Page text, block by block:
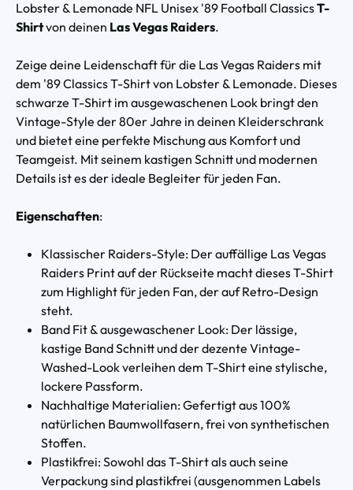
Lobster & Lemonade NFL Unisex '89 Football ClassicsT-
Shirtvon deinen Las Vegas Raiders.
Zeige deine Leidenschaft für die Las Vegas Raiders mit
dem '89 Classics T-Shirt von Lobster & Lemonade. Dieses
schwarze T-Shirt im ausgewaschenen Look bringt den
Vintage-Style der 80er Jahre in deinen Kleiderschrank
und bietet eine perfekte Mischung aus Komfort und
Teamgeist. Mit seinem kastigen Schnitt und modernen
Details ist es der ideale Begleiter für jeden Fan.
Eigenschaften:
Klassischer Raiders-Style: Der auffällige Las Vegas
Raiders Print auf der Rückseite macht dieses T-Shirt
zum Highlight für jeden Fan, der auf Retro-Design
steht.
Band Fit & ausgewaschener Look: Der lässige,
kastige Band Schnitt und der dezente Vintage-
Washed-Look verleihen dem T-Shirt eine stylische,
lockere Passform.
Nachhaltige Materialien: Gefertigt aus 100%
natürlichen Baumwollfasern, frei von synthetischen
Stoffen.
Plastikfrei: Sowohl das T-Shirt als auch seine
Verpackung sind plastikfrei (ausgenommen Labels